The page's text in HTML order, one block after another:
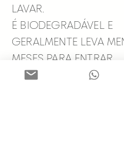
LAVAR.
É BIODEGRADÁVEL E
GERALMENTE LEVA
MESES PARA ENTRAR
NOVAMENTE NA